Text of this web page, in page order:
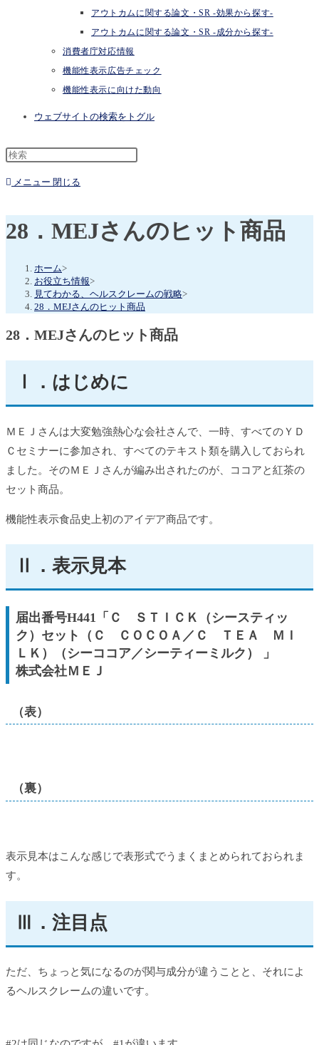
アウトカムに関する論文・SR -効果から探す-
アウトカムに関する論文・SR -成分から探す-
消費者庁対応情報
機能性表示広告チェック
機能性表示に向けた動向
ウェブサイトの検索をトグル
メニュー 閉じる
28．MEJさんのヒット商品
ホーム>
お役立ち情報>
見てわかる、ヘルスクレームの戦略>
28．MEJさんのヒット商品
28．MEJさんのヒット商品
Ⅰ．はじめに
ＭＥＪさんは大変勉強熱心な会社さんで、一時、すべてのＹＤ
Ｃセミナーに参加され、すべてのテキスト類を購入しておられ
ました。そのＭＥＪさんが編み出されたのが、ココアと紅茶の
セット商品。
機能性表示食品史上初のアイデア商品です。
Ⅱ．表示見本
届出番号H441「Ｃ ＳＴＩＣＫ（シースティッ
ク）セット（Ｃ ＣＯＣＯＡ／Ｃ ＴＥＡ ＭＩ
ＬＫ）（シーココア／シーティーミルク） 」
株式会社ＭＥＪ
（表）
（裏）
表示見本はこんな感じで表形式でうまくまとめられておられま
す。
Ⅲ．注目点
ただ、ちょっと気になるのが関与成分が違うことと、それによ
るヘルスクレームの違いです。